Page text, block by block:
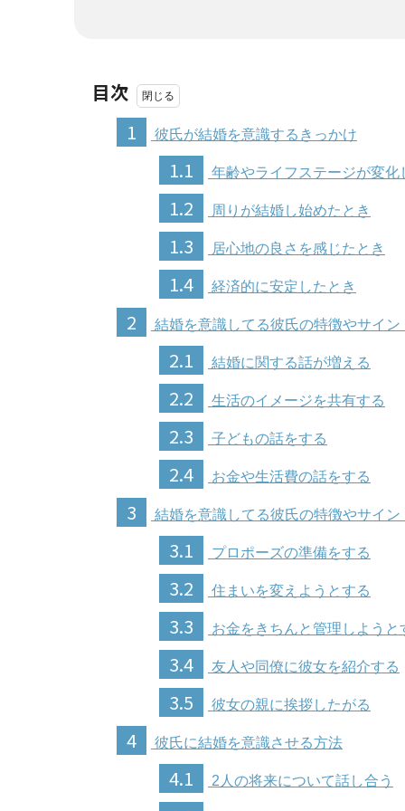
目次
1
彼氏が結婚を意識するきっかけ
1.1 年齢やライフステージが変化
1.2 周りが結婚し始めたとき
1.3 居心地の良さを感じたとき
1.4 経済的に安定したとき
2 結婚を意識してる彼氏の特徴やサイン
2.1 結婚に関する話が増える
2.2 生活のイメージを共有する
2.3 子どもの話をする
2.4 お金や生活費の話をする
3 結婚を意識してる彼氏の特徴やサイン
3.1 プロポーズの準備をする
3.2 住まいを変えようとする
3.3 お金をきちんと管理しようと
3.4 友人や同僚に彼女を紹介する
3.5 彼女の親に挨拶したがる
4 彼氏に結婚を意識させる方法
4.1 2人の将来について話し合う